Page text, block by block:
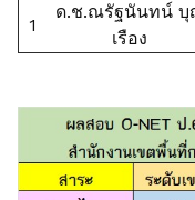
1
ด.ช.ณรัฐนันทน์
เรือง